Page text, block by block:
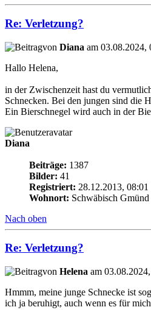
Re: Verletzung?
von Diana am 03.08.2024,
Hallo Helena,
in der Zwischenzeit hast du
Schnecken. Bei den jungen sind die
Ein Bierschnegel wird auch in der
Diana
Beiträge: 1387
Bilder: 41
Registriert: 28.12.2013, 08:01
Wohnort: Schwäbisch Gmünd
Nach oben
Re: Verletzung?
von Helena am
Hmmm, meine junge Schnecke ist
ich ja beruhigt, auch wenn es für